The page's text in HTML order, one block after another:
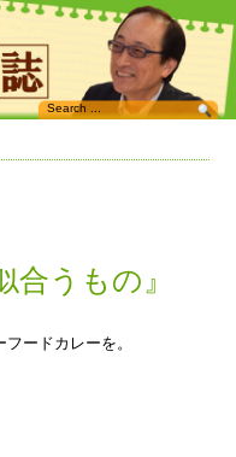
合うもの』
ードカレーを。